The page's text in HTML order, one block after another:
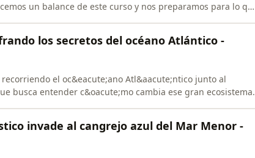
un balance de este curso y nos preparamos para lo que
los secretos del océano Atlántico -
el oc&eacute;ano Atl&aacute;ntico junto al
busca entender c&oacute;mo cambia ese gran ecosistema,
invade al cangrejo azul del Mar Menor -